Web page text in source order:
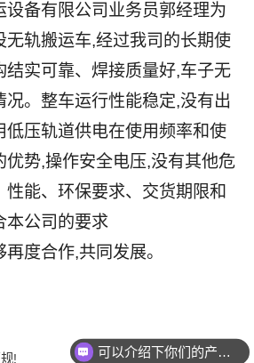
设备有限公司业务员郭经理为
无轨搬运车,经过我司的长期使
结实可靠、焊接质量好,车子无
况。整车运行性能稳定,没有出
低压轨道供电在使用频率和使
优势,操作安全电压,没有其他危
性能、环保要求、交货期限和
本公司的要求
度合作,共同发展。
!